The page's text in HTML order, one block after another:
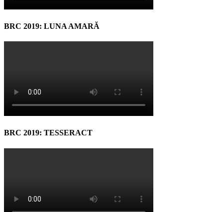
BRC 2019: LUNA AMARĂ
BRC 2019: TESSERACT